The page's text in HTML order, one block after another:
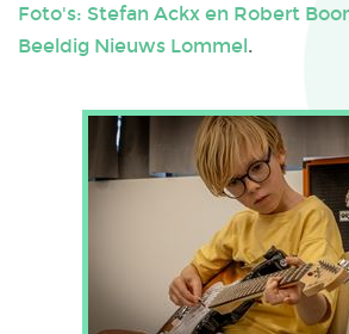
Foto's: Stefan Ackx en Robert
Beeldig Nieuws Lommel.